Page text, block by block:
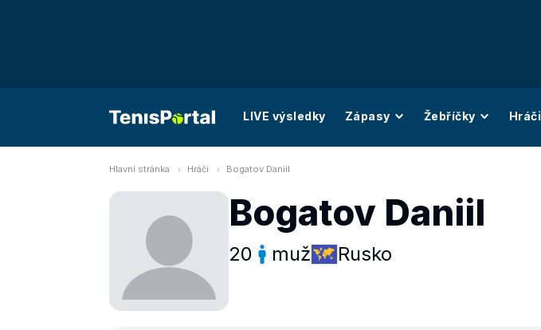
LIVE výsledky Zápasy Žebříčky Hráči
Hlavní stránka Hráči Bogatov Daniil
Bogatov Daniil
20 muž Rusko